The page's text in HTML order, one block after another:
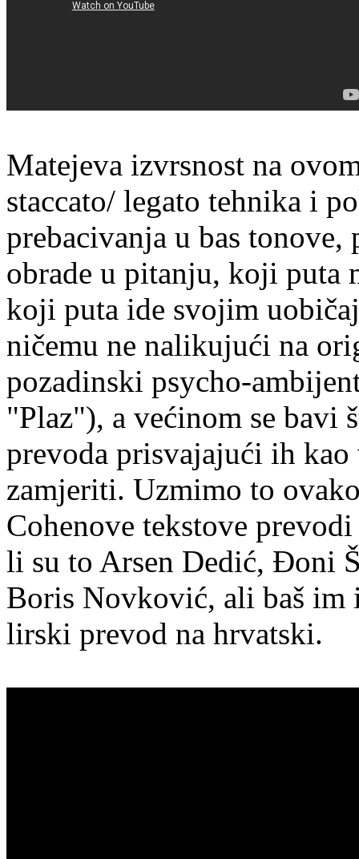
Matejeva izvrsnost na
staccato/ legato tehnika i
prebacivanja u bas
obrade u pitanju, koji puta
koji puta ide svojim
ničemu ne nalikujući na
pozadinski psycho-
"Plaz"), a većinom se bavi
prevoda prisvajajući ih
zamjeriti. Uzmimo to
Cohenove tekstove
li su to Arsen Dedić, Đoni
Boris Novković, ali baš im
lirski prevod na hrvatski.